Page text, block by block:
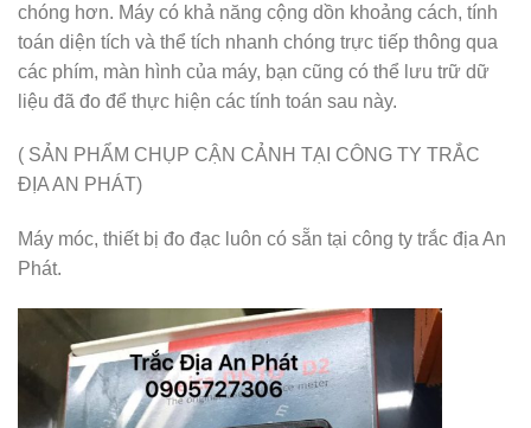
chóng hơn. Máy có khả năng cộng dồn khoảng cách, tính
toán diện tích và thể tích nhanh chóng trực tiếp thông qua
các phím, màn hình của máy, bạn cũng có thể lưu trữ dữ
liệu đã đo để thực hiện các tính toán sau này.
( SẢN PHẨM CHỤP CẬN CẢNH TẠI CÔNG TY TRẮC
ĐỊA AN PHÁT)
Máy móc, thiết bị đo đạc luôn có sẵn tại công ty trắc địa An
Phát.